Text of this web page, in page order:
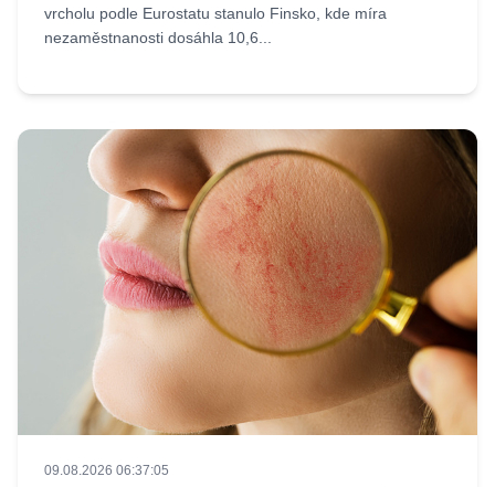
vrcholu podle Eurostatu stanulo Finsko, kde míra
nezaměstnanosti dosáhla 10,6...
09.08.2026 06:37:05